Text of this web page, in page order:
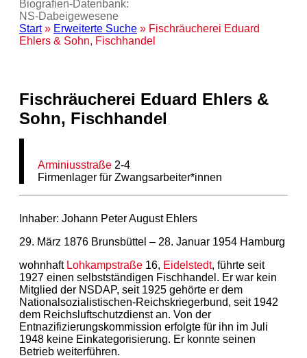
Biografien-Datenbank:
NS‑Dabeigewesene
Start» Erweiterte Suche » Fischräucherei Eduard
Ehlers & Sohn, Fischhandel
Fischräucherei Eduard Ehlers &
Sohn, Fischhandel
Arminiusstraße 2-4
Firmenlager für Zwangsarbeiter*innen
Inhaber: Johann Peter August Ehlers
29. März 1876 Brunsbüttel – 28. Januar 1954 Hamburg
wohnhaft Lohkampstraße 16, Eidelstedt, führte seit
1927 einen selbstständigen Fischhandel. Er war kein
Mitglied der NSDAP, seit 1925 gehörte er dem
Nationalsozialistischen-Reichskriegerbund, seit 1942
dem Reichsluftschutzdienst an. Von der
Entnazifizierungskommission erfolgte für ihn im Juli
1948 keine Einkategorisierung. Er konnte seinen
Betrieb weiterführen.